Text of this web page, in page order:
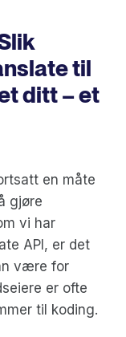
til
ditt – et
en måte
gjøre
vi har
API, er det
være for
er ofte
til koding.